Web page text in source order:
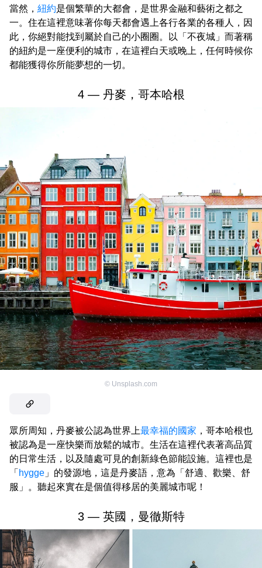
當然， 紐約是個繁華的大都會，是世界金融和藝術之都之
一。住在這裡意味著你每天都會遇上各行各業的各種人，因
此，你絕對能找到屬於自己的小圈圈。以「不夜城」而著稱
的紐約是一座便利的城市，在這裡白天或晚上，任何時候你
都能獲得你所能夢想的一切。
4 — 丹麥，哥本哈根
© Unsplash.com
眾所周知，丹麥被公認為世界上最幸福的國家 ，哥本哈根也
被認為是一座快樂而放鬆的城市。生活在這裡代表著高品質
的日常生活，以及隨處可見的創新綠色節能設施。這裡也是
「 hygge 」的發源地，這是丹麥語，意為「舒適、歡樂、舒
服」。聽起來實在是個值得移居的美麗城市呢！
3 — 英國，曼徹斯特